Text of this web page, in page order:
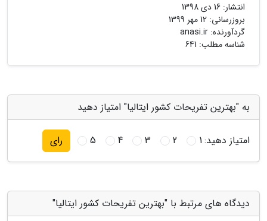
انتشار: 16 دی 1398
بروزرسانی: 12 مهر 1399
گردآورنده: anasi.ir
شناسه مطلب: 641
به "بهترین تفریحات کشور ایتالیا" امتیاز دهید
امتیاز دهید:1
2
3
4
5 رای
دیدگاه های مرتبط با "بهترین تفریحات کشور ایتالیا"